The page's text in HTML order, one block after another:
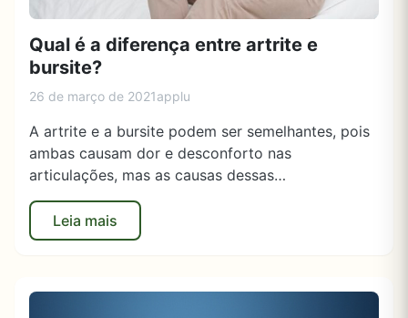
Qual é a diferença entre artrite e
bursite?
26 de março de 2021applu
A artrite e a bursite podem ser semelhantes, pois
ambas causam dor e desconforto nas
articulações, mas as causas dessas…
Leia mais